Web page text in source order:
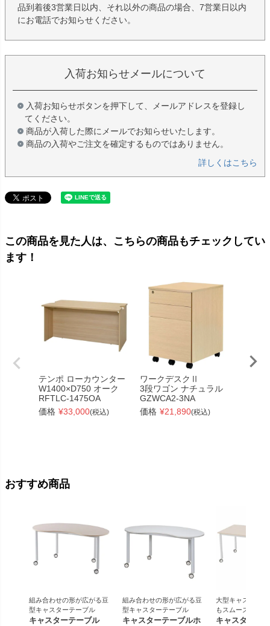
品到着後3営業日以内、それ以外の商品の場合、7営業日以内
にお電話でお知らせください。
入荷お知らせメールについて
入荷お知らせボタンを押下して、メールアドレスを登録し
てください。
商品が入荷した際にメールでお知らせいたします。
商品の入荷やご注文を確定するものではありません。
詳しくはこちら
この商品を見た人は、こちらの商品もチェックしてい
ます！
テンポ ローカウンター
W1400×D750 オーク
RFTLC-1475OA
価格 ¥33,000(税込)
ワークデスクⅡ
3段ワゴン ナチュラル
GZWCA2-3NA
価格 ¥21,890(税込)
おすすめ商品
組み合わせの形が広がる豆
型キャスターテーブル
キャスターテーブル
組み合わせの形が広がる豆
型キャスターテーブル
キャスターテーブルホ
大型キャスター
もスムーズ
キャスターテ